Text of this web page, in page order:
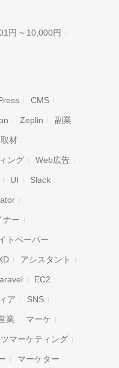
円 ~ 10,000円
CMS
Zeplin 副業
取材
ング Web広告
UI Slack
ナー
トペーパー
アシスタント
EC2
ア SNS
業 マーケ
マーケティング
マーケター